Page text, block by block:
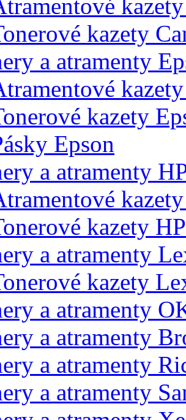
kazety
a atramenty
kazety
Epson
a atramenty
kazety HP
a atramenty
kazety
a atramenty
a atramenty
a atramenty
a atramenty